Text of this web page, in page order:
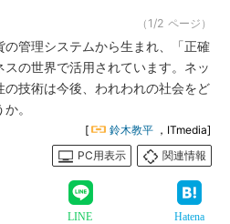
（1/2 ページ）
管理システムから生まれ、「正確
の世界で活用されています。ネッ
の技術は今後、われわれの社会をど
。
[ 鈴木教平 ，ITmedia]
PC用表示
関連情報
LINE Hatena